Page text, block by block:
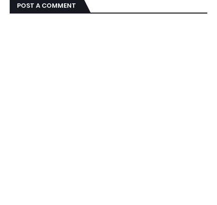
POST A COMMENT